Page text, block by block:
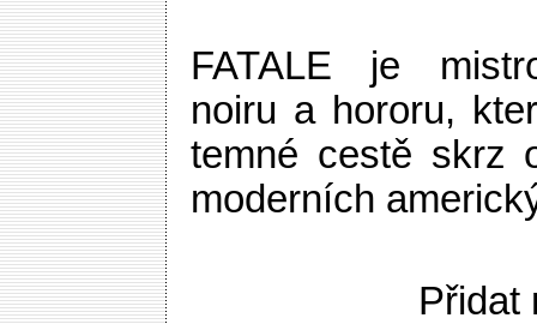
FATALE je
noiru a hororu,
temné cestě skrz
moderních
Přidat